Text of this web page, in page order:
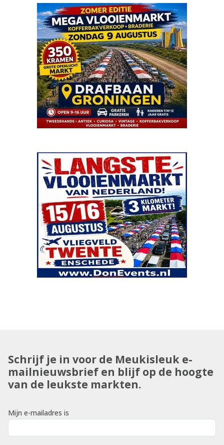
Schrijf je in voor de Meukisleuk e-
mailnieuwsbrief en blijf op de hoogte
van de leukste markten.
Mijn e-mailadres is